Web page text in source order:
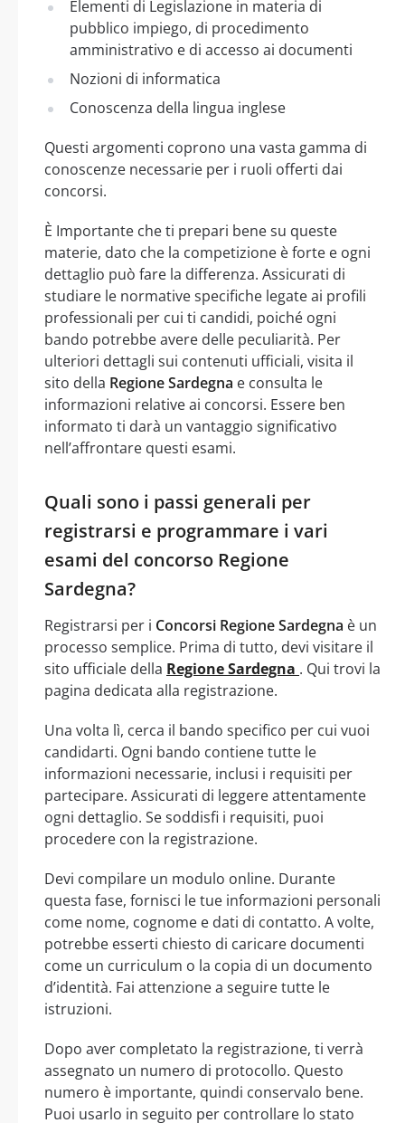
Elementi di Legislazione in materia di
pubblico impiego, di procedimento
amministrativo e di accesso ai documenti
Nozioni di informatica
Conoscenza della lingua inglese
Questi argomenti coprono una vasta gamma di
conoscenze necessarie per i ruoli offerti dai
concorsi.
È Importante che ti prepari bene su queste
materie, dato che la competizione è forte e ogni
dettaglio può fare la differenza. Assicurati di
studiare le normative specifiche legate ai profili
professionali per cui ti candidi, poiché ogni
bando potrebbe avere delle peculiarità. Per
ulteriori dettagli sui contenuti ufficiali, visita il
sito della Regione Sardegna e consulta le
informazioni relative ai concorsi. Essere ben
informato ti darà un vantaggio significativo
nell’affrontare questi esami.
Quali sono i passi generali per
registrarsi e programmare i vari
esami del concorso Regione
Sardegna?
Registrarsi per i Concorsi Regione Sardegna è un
processo semplice. Prima di tutto, devi visitare il
sito ufficiale della Regione Sardegna . Qui trovi la
pagina dedicata alla registrazione.
Una volta lì, cerca il bando specifico per cui vuoi
candidarti. Ogni bando contiene tutte le
informazioni necessarie, inclusi i requisiti per
partecipare. Assicurati di leggere attentamente
ogni dettaglio. Se soddisfi i requisiti, puoi
procedere con la registrazione.
Devi compilare un modulo online. Durante
questa fase, fornisci le tue informazioni personali
come nome, cognome e dati di contatto. A volte,
potrebbe esserti chiesto di caricare documenti
come un curriculum o la copia di un documento
d’identità. Fai attenzione a seguire tutte le
istruzioni.
Dopo aver completato la registrazione, ti verrà
assegnato un numero di protocollo. Questo
numero è importante, quindi conservalo bene.
Puoi usarlo in seguito per controllare lo stato